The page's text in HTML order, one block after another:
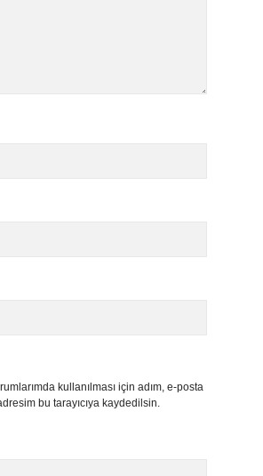
kullanılması için adım, e-posta
bu tarayıcıya kaydedilsin.